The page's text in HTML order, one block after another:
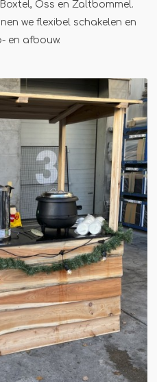
Oss en Zaltbommel.
we flexibel schakelen en
en afbouw.